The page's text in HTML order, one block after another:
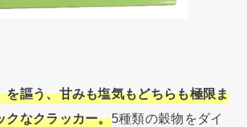
を謳う、甘みも塩気もどちらも極限ま
クなクラッカー。5種類の穀物をダイ